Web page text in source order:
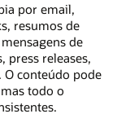
por email,
resumos de
de
press releases,
O conteúdo pode
todo o